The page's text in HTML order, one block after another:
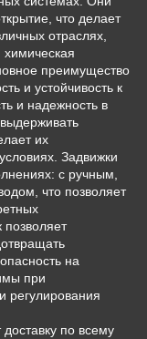
что делает
отраслях,
химическая
преимущество
и устойчивость к
и надежность в
их
Задвижки
с ручным,
что позволяет
позволяет
на
при
регулирования
по всему